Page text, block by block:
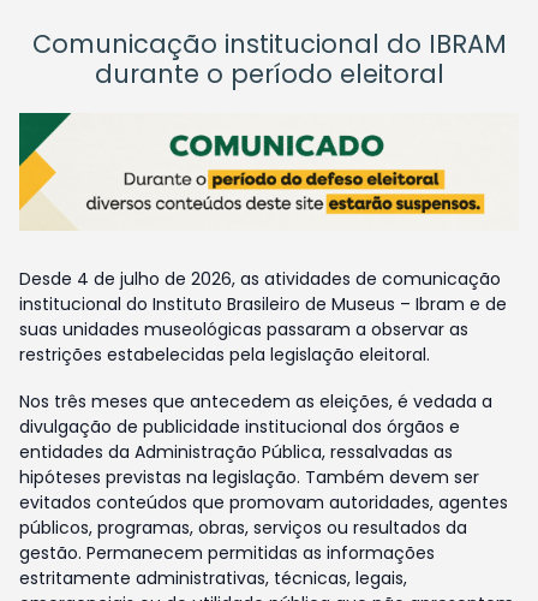
Comunicação institucional do IBRAM
durante o período eleitoral
Desde 4 de julho de 2026, as atividades de comunicação
institucional do Instituto Brasileiro de Museus – Ibram e de
suas unidades museológicas passaram a observar as
restrições estabelecidas pela legislação eleitoral.
Nos três meses que antecedem as eleições, é vedada a
divulgação de publicidade institucional dos órgãos e
entidades da Administração Pública, ressalvadas as
hipóteses previstas na legislação. Também devem ser
evitados conteúdos que promovam autoridades, agentes
públicos, programas, obras, serviços ou resultados da
gestão. Permanecem permitidas as informações
estritamente administrativas, técnicas, legais,